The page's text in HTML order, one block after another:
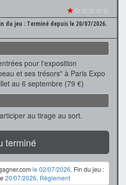
★☆☆☆☆☆
du jeu : Terminé depuis le 20/07/2026.
pour l'exposition
et ses trésors" à Paris Expo
au 6 septembre (79 €)
au tirage au sort.
terminé
le 02/07/2026. Fin du jeu :
20/07/2026. Règlement